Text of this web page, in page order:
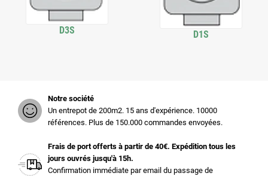
D3S D1S
Notre société
Un entrepot de 200m2. 15 ans d'expérience. 10000
références. Plus de 150.000 commandes envoyées.
Frais de port offerts à partir de 40€. Expédition tous les
jours ouvrés jusqu'à 15h.
Confirmation immédiate par email du passage de